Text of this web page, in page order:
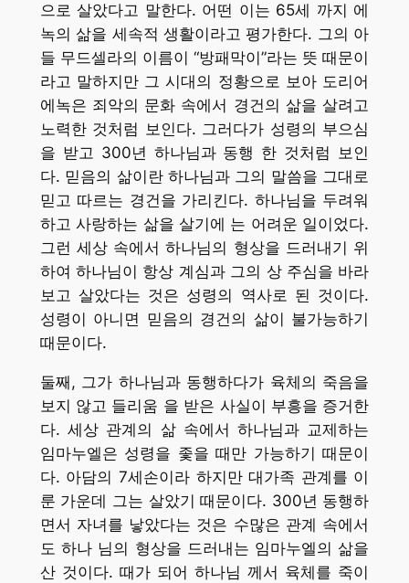
으로 살았다고 말한다. 어떤 이는 65세 까지 에
녹의 삶을 세속적 생활이라고 평가한다. 그의 아
들 무드셀라의 이름이 “방패막이”라는 뜻 때문이
라고 말하지만 그 시대의 정황으로 보아 도리어
에녹은 죄악의 문화 속에서 경건의 삶을 살려고
노력한 것처럼 보인다. 그러다가 성령의 부으심
을 받고 300년 하나님과 동행 한 것처럼 보인
다. 믿음의 삶이란 하나님과 그의 말씀을 그대로
믿고 따르는 경건을 가리킨다. 하나님을 두려워
하고 사랑하는 삶을 살기에 는 어려운 일이었다.
그런 세상 속에서 하나님의 형상을 드러내기 위
하여 하나님이 항상 계심과 그의 상 주심을 바라
보고 살았다는 것은 성령의 역사로 된 것이다.
성령이 아니면 믿음의 경건의 삶이 불가능하기
때문이다.
둘째, 그가 하나님과 동행하다가 육체의 죽음을
보지 않고 들리움 을 받은 사실이 부흥을 증거한
다. 세상 관계의 삶 속에서 하나님과 교제하는
임마누엘은 성령을 좇을 때만 가능하기 때문이
다. 아담의 7세손이라 하지만 대가족 관계를 이
룬 가운데 그는 살았기 때문이다. 300년 동행하
면서 자녀를 낳았다는 것은 수많은 관계 속에서
도 하나 님의 형상을 드러내는 임마누엘의 삶을
산 것이다. 때가 되어 하나님 께서 육체를 죽이